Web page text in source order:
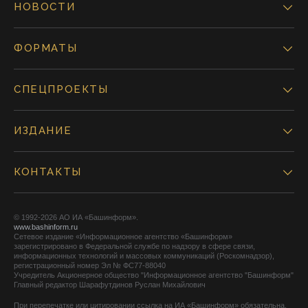
НОВОСТИ
ФОРМАТЫ
СПЕЦПРОЕКТЫ
ИЗДАНИЕ
КОНТАКТЫ
© 1992-2026 АО ИА «Башинформ».
www.bashinform.ru
Сетевое издание «Информационное агентство «Башинформ»
зарегистрировано в Федеральной службе по надзору в сфере связи,
информационных технологий и массовых коммуникаций (Роскомнадзор),
регистрационный номер Эл № ФС77-88040
Учредитель Акционерное общество "Информационное агентство "Башинформ"
Главный редактор Шарафутдинов Руслан Михайлович
При перепечатке или цитировании ссылка на ИА «Башинформ» обязательна.